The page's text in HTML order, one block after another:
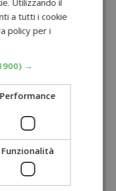
Utilizzando il
a tutti i cookie
policy per i
→
Performance
Funzionalità